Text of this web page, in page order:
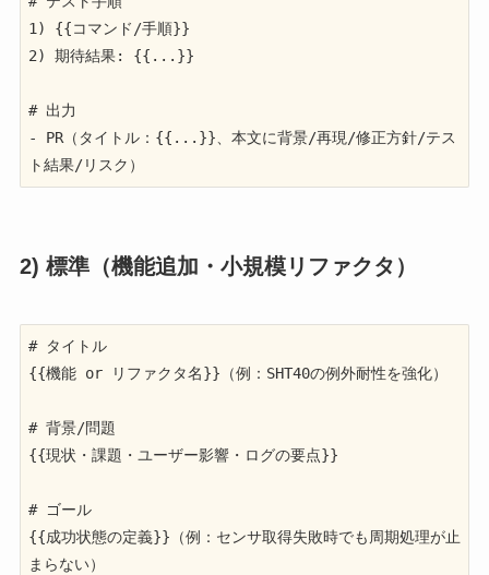
1) {{コマンド/手順}}
2) 期待結果: {{...}}
# 出力
- PR（タイトル：{{...}}、本文に背景/再現/修正方針/テス
ト結果/リスク）
2) 標準（機能追加・小規模リファクタ）
# タイトル
{{機能 or リファクタ名}}（例：SHT40の例外耐性を強化）
# 背景/問題
{{現状・課題・ユーザー影響・ログの要点}}
# ゴール
{{成功状態の定義}}（例：センサ取得失敗時でも周期処理が止
まらない）